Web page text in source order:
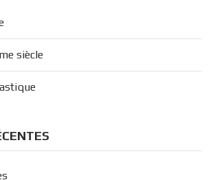
siècle